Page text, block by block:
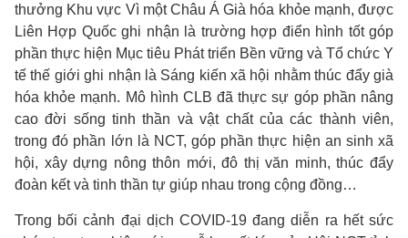
thưởng Khu vực Vì một Châu Á Già hóa khỏe mạnh, được
Liên Hợp Quốc ghi nhận là trường hợp điển hình tốt góp
phần thực hiện Mục tiêu Phát triển Bền vững và Tổ chức Y
tế thế giới ghi nhận là Sáng kiến xã hội nhằm thúc đẩy già
hóa khỏe mạnh. Mô hình CLB đã thực sự góp phần nâng
cao đời sống tinh thần và vật chất của các thành viên,
trong đó phần lớn là NCT, góp phần thực hiện an sinh xã
hội, xây dựng nông thôn mới, đô thị văn minh, thúc đẩy
đoàn kết và tinh thần tự giúp nhau trong cộng đồng…
Trong bối cảnh đại dịch COVID-19 đang diễn ra hết sức